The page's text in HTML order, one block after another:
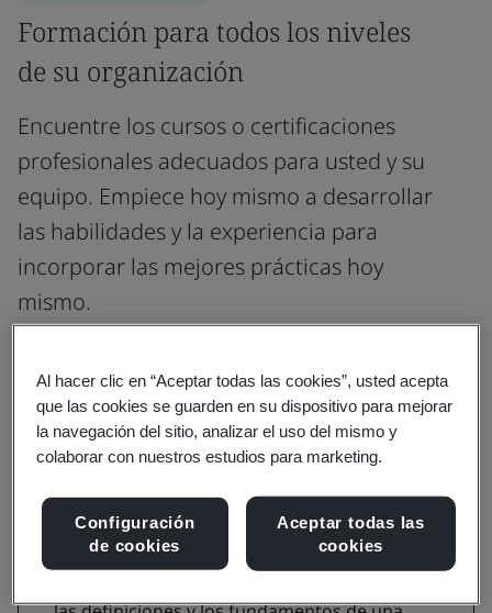
Formación para todos los niveles
de su organización
Encuentre los cursos o certificaciones
profesionales adecuados para usted y su
equipo. Empiece hoy mismo a desarrollar
las habilidades y la experiencia para
incorporar las mejores prácticas hoy
mismo.
Comprensión
Aumente sus conocimientos y conozca
los requisitos de una norma
Con los cursos de sensibilización y requisitos,
Al hacer clic en “Aceptar todas las cookies”, usted acepta
que las cookies se guarden en su dispositivo para mejorar
la navegación del sitio, analizar el uso del mismo y
colaborar con nuestros estudios para marketing.
Configuración
de cookies
Aceptar todas las
cookies